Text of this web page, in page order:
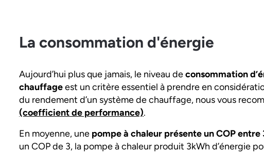
La consommation d'énergie
Aujourd’hui plus que jamais, le niveau deconsommation
chauffageest un critère essentiel à prendre en
du rendement d’un système de chauffage, nous vous
(coefficient de performance).
En moyenne, une pompe à chaleur présente un COP entre
un COP de 3, la pompe à chaleur produit 3kWh d’énergie